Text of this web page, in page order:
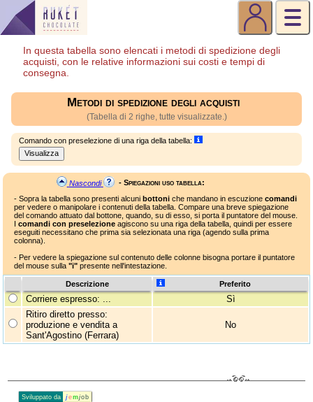
In questa tabella sono elencati i metodi di spedizione degli
acquisti, con le relative informazioni sui costi e tempi di
consegna.
Metodi di spedizione degli acquisti
(Tabella di 2 righe, tutte visualizzate.)
Comando con preselezione di una riga della tabella:
Visualizza
Nascondi
- Spiegazioni uso tabella:
- Sopra la tabella sono presenti alcuni bottoni che mandano in escuzione comandi
per vedere o manipolare i contenuti della tabella. Compare una breve spiegazione
del comando attuato dal bottone, quando, su di esso, si porta il puntatore del mouse.
I comandi con preselezione agiscono su una riga della tabella, quindi per essere
eseguiti necessitano che prima sia selezionata una riga (agendo sulla prima
colonna).
- Per vedere la spiegazione sul contenuto delle colonne bisogna portare il puntatore
del mouse sulla "i" presente nell'intestazione.
Descrizione Preferito
Corriere espresso: ...
Sì
Ritiro diretto presso:
produzione e vendita a
Sant'Agostino (Ferrara)
No
Sviluppato da jemjob